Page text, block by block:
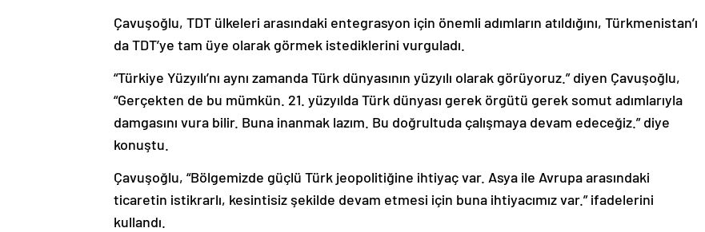
Çavuşoğlu, TDT ülkeleri arasındaki entegrasyon için önemli adımların atıldığını, Türkmenistan’ı
da TDT’ye tam üye olarak görmek istediklerini vurguladı.
“Türkiye Yüzyılı’nı aynı zamanda Türk dünyasının yüzyılı olarak görüyoruz.” diyen Çavuşoğlu,
“Gerçekten de bu mümkün. 21. yüzyılda Türk dünyası gerek örgütü gerek somut adımlarıyla
damgasını vura bilir. Buna inanmak lazım. Bu doğrultuda çalışmaya devam edeceğiz.” diye
konuştu.
Çavuşoğlu, “Bölgemizde güçlü Türk jeopolitiğine ihtiyaç var. Asya ile Avrupa arasındaki
ticaretin istikrarlı, kesintisiz şekilde devam etmesi için buna ihtiyacımız var.” ifadelerini
kullandı.